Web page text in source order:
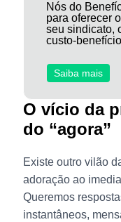
Nós do
para oferecer
seu sindicato,
custo-
Saiba mais
O vício da
do “agora”
Existe outro vilão
adoração ao
Queremos
instantâneos,